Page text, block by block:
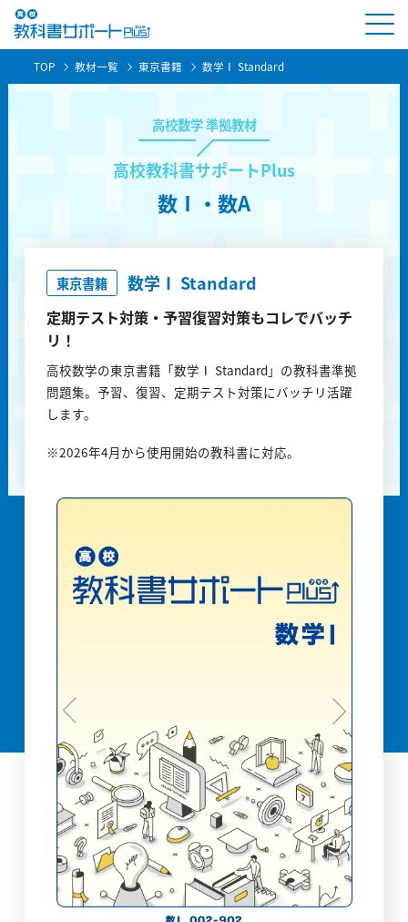
TOP 教材一覧 東京書籍 数学Ⅰ Standard
高校数学 準拠教材
高校教科書サポートPlus
数Ⅰ・数A
東京書籍 数学Ⅰ Standard
定期テスト対策・予習復習対策もコレでバッチ
リ！
高校数学の東京書籍「数学Ⅰ Standard」の教科書準拠
問題集。予習、復習、定期テスト対策にバッチリ活躍
します。
※2026年4月から使用開始の教科書に対応。